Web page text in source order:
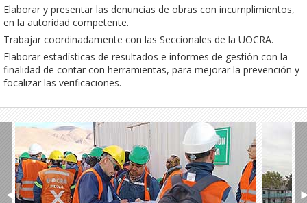
Elaborar y presentar las denuncias de obras con incumplimientos,
en la autoridad competente.
Trabajar coordinadamente con las Seccionales de la UOCRA.
Elaborar estadísticas de resultados e informes de gestión con la
finalidad de contar con herramientas, para mejorar la prevención y
focalizar las verificaciones.
◄